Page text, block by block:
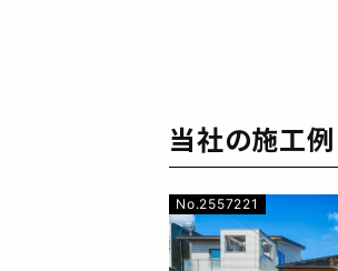
当社の施工例
No.2557221